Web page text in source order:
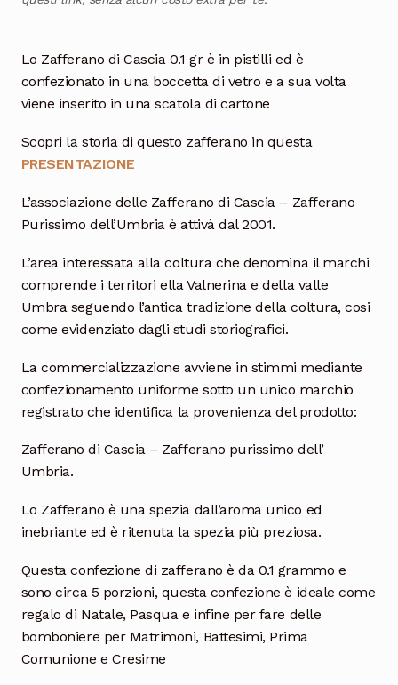
Lo Zafferano di Cascia 0.1 gr è in pistilli ed è
confezionato in una boccetta di vetro e a sua volta
viene inserito in una scatola di cartone
Scopri la storia di questo zafferano in questa
PRESENTAZIONE
L’associazione delle Zafferano di Cascia – Zafferano
Purissimo dell’Umbria è attivà dal 2001.
L’area interessata alla coltura che denomina il marchi
comprende i territori ella Valnerina e della valle
Umbra seguendo l’antica tradizione della coltura, cosi
come evidenziato dagli studi storiografici.
La commercializzazione avviene in stimmi mediante
confezionamento uniforme sotto un unico marchio
registrato che identifica la provenienza del prodotto:
Zafferano di Cascia – Zafferano purissimo dell’
Umbria.
Lo Zafferano è una spezia dall’aroma unico ed
inebriante ed è ritenuta la spezia più preziosa.
Questa confezione di zafferano è da 0.1 grammo e
sono circa 5 porzioni, questa confezione è ideale come
regalo di Natale, Pasqua e infine per fare delle
bomboniere per Matrimoni, Battesimi, Prima
Comunione e Cresime